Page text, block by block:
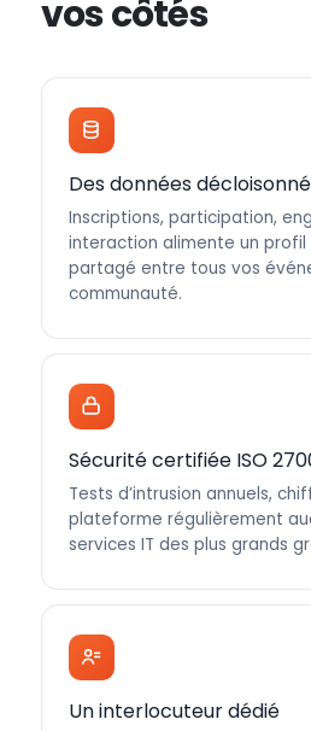
vos côtés
Des données
Inscriptions, participation,
interaction alimente un
partagé entre tous vos
communauté.
Sécurité certifiée ISO
Tests d’intrusion annuels,
plateforme régulièrement
services IT des plus grands
Un interlocuteur dédié